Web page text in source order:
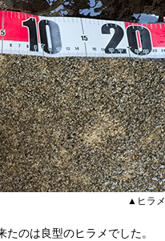
▲ヒラ
たのは良型のヒラメでした。